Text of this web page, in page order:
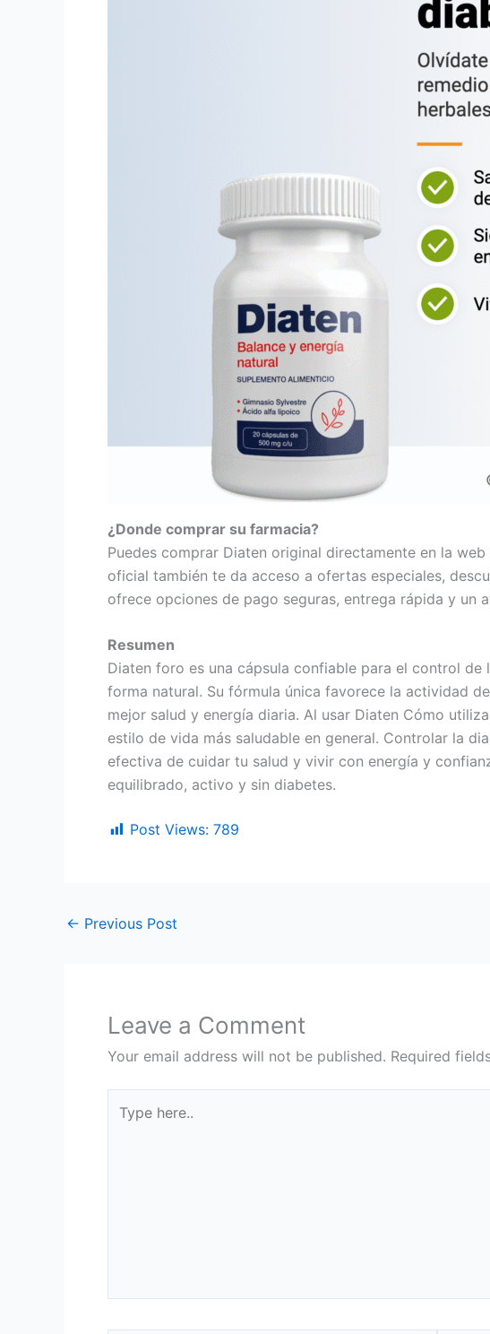
¿Donde comprar su farmacia?
Puedes comprar Diaten original directamente en la
oficial también te da acceso a ofertas especiales,
ofrece opciones de pago seguras, entrega rápida y un
Resumen
Diaten foro es una cápsula confiable para el control
forma natural. Su fórmula única favorece la actividad
mejor salud y energía diaria. Al usar Diaten Cómo
estilo de vida más saludable en general. Controlar la
efectiva de cuidar tu salud y vivir con energía y
equilibrado, activo y sin diabetes.
Post Views: 789
← Previous Post
Leave a Comment
Your email address will not be published. Required
here..